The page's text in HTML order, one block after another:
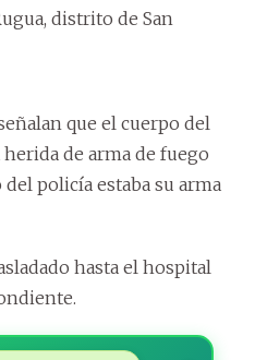
distrito de San
que el cuerpo del
de arma de fuego
del policía estaba su arma
hasta el hospital